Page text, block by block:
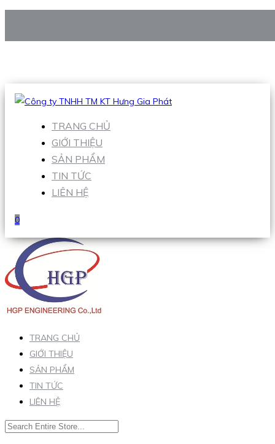
Hotline:0938 906 663
TRANG CHỦ
GIỚI THIỆU
SẢN PHẨM
TIN TỨC
LIÊN HỆ
0
TRANG CHỦ
GIỚI THIỆU
SẢN PHẨM
TIN TỨC
LIÊN HỆ